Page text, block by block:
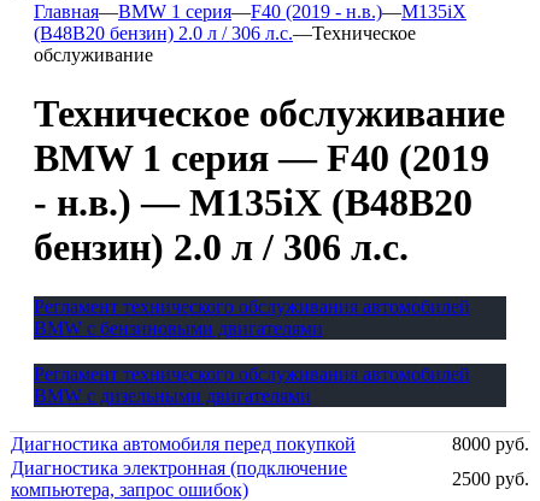
Главная—BMW 1 серия—F40 (2019 - н.в.)—M135iX
(B48B20 бензин) 2.0 л / 306 л.с.—Техническое
обслуживание
Техническое обслуживание
BMW 1 серия — F40 (2019
- н.в.) — M135iX (B48B20
бензин) 2.0 л / 306 л.с.
Регламент технического обслуживания автомобилей
BMW с бензиновыми двигателями
Регламент технического обслуживания автомобилей
BMW с дизельными двигателями
Диагностика автомобиля перед покупкой
8000 руб.
Диагностика электронная (подключение
компьютера, запрос ошибок)
2500 руб.